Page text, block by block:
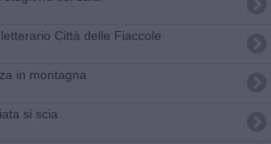
Città delle Fiaccole
in montagna
si scia